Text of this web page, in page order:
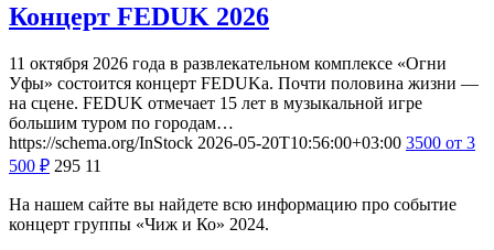
Концерт FEDUK 2026
11 октября 2026 года в развлекательном комплексе «Огни
Уфы» состоится концерт FEDUKа. Почти половина жизни —
на сцене. FEDUK отмечает 15 лет в музыкальной игре
большим туром по городам…
https://schema.org/InStock 2026-05-20T10:56:00+03:00 3500 от 3
500 ₽ 295 11
На нашем сайте вы найдете всю информацию про событие
концерт группы «Чиж и Ко» 2024.